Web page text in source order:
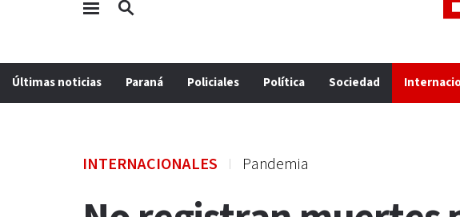
Últimas noticias Paraná Policiales Política Sociedad
INTERNACIONALES Pandemia